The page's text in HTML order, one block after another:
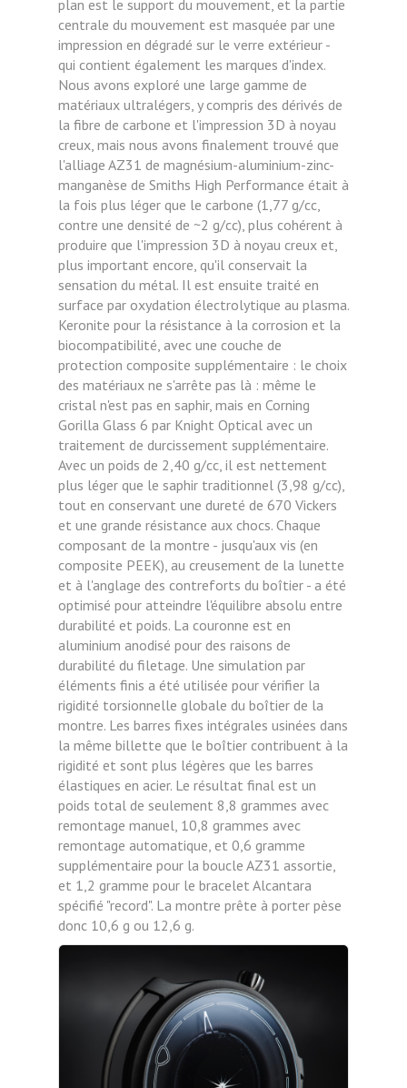
plan est le support du mouvement, et la partie
centrale du mouvement est masquée par une
impression en dégradé sur le verre extérieur -
qui contient également les marques d'index.
Nous avons exploré une large gamme de
matériaux ultralégers, y compris des dérivés de
la fibre de carbone et l'impression 3D à noyau
creux, mais nous avons finalement trouvé que
l'alliage AZ31 de magnésium-aluminium-zinc-
manganèse de Smiths High Performance était à
la fois plus léger que le carbone (1,77 g/cc,
contre une densité de ~2 g/cc), plus cohérent à
produire que l'impression 3D à noyau creux et,
plus important encore, qu'il conservait la
sensation du métal. Il est ensuite traité en
surface par oxydation électrolytique au plasma.
Keronite pour la résistance à la corrosion et la
biocompatibilité, avec une couche de
protection composite supplémentaire : le choix
des matériaux ne s'arrête pas là : même le
cristal n'est pas en saphir, mais en Corning
Gorilla Glass 6 par Knight Optical avec un
traitement de durcissement supplémentaire.
Avec un poids de 2,40 g/cc, il est nettement
plus léger que le saphir traditionnel (3,98 g/cc),
tout en conservant une dureté de 670 Vickers
et une grande résistance aux chocs. Chaque
composant de la montre - jusqu'aux vis (en
composite PEEK), au creusement de la lunette
et à l'anglage des contreforts du boîtier - a été
optimisé pour atteindre l'équilibre absolu entre
durabilité et poids. La couronne est en
aluminium anodisé pour des raisons de
durabilité du filetage. Une simulation par
éléments finis a été utilisée pour vérifier la
rigidité torsionnelle globale du boîtier de la
montre. Les barres fixes intégrales usinées dans
la même billette que le boîtier contribuent à la
rigidité et sont plus légères que les barres
élastiques en acier. Le résultat final est un
poids total de seulement 8,8 grammes avec
remontage manuel, 10,8 grammes avec
remontage automatique, et 0,6 gramme
supplémentaire pour la boucle AZ31 assortie,
et 1,2 gramme pour le bracelet Alcantara
spécifié "record". La montre prête à porter pèse
donc 10,6 g ou 12,6 g.